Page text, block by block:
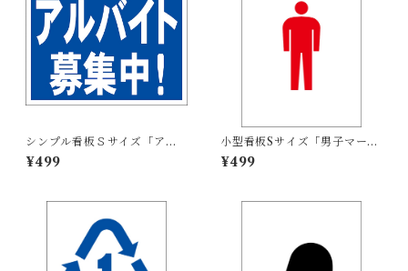
シンプル看板Ｓサイズ「アル
バイト募集中」【工場・現
場】屋外可
¥499
小型看板Sサイズ「男子マーク
（赤）」 屋外可【その他・マ
ーク】
¥499